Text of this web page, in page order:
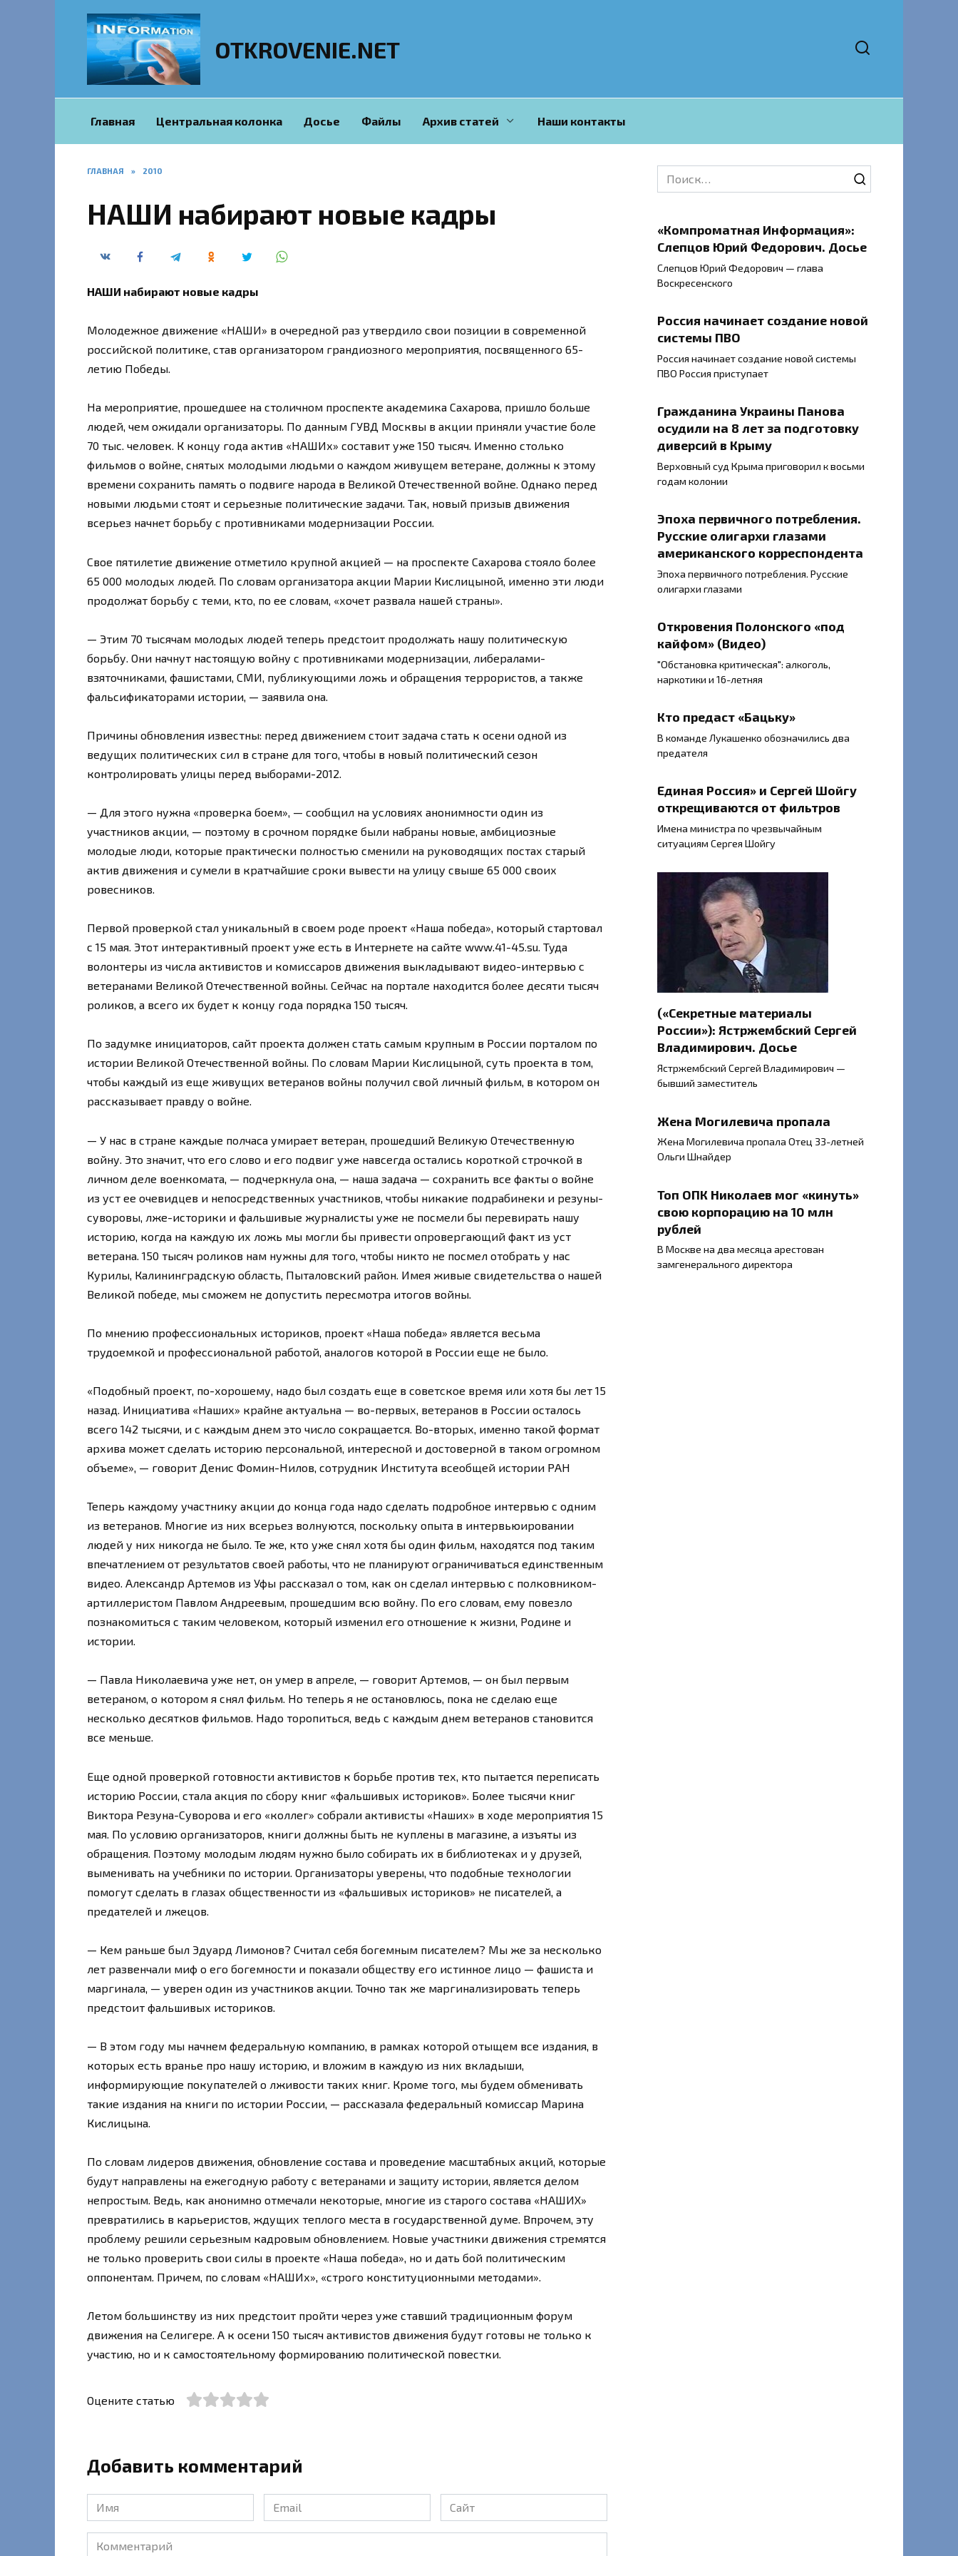
OTKROVENIE.NET
Главная Центральная колонка Досье Файлы Архив статей Наши контакты
ГЛАВНАЯ » 2010
НАШИ набирают новые кадры
НАШИ набирают новые кадры
Молодежное движение «НАШИ» в очередной раз утвердило свои позиции в современной
российской политике, став организатором грандиозного мероприятия, посвященного 65-
летию Победы.
На мероприятие, прошедшее на столичном проспекте академика Сахарова, пришло больше
людей, чем ожидали организаторы. По данным ГУВД Москвы в акции приняли участие боле
70 тыс. человек. К концу года актив «НАШИх» составит уже 150 тысяч. Именно столько
фильмов о войне, снятых молодыми людьми о каждом живущем ветеране, должны к этому
времени сохранить память о подвиге народа в Великой Отечественной войне. Однако перед
новыми людьми стоят и серьезные политические задачи. Так, новый призыв движения
всерьез начнет борьбу с противниками модернизации России.
Свое пятилетие движение отметило крупной акцией — на проспекте Сахарова стояло более
65 000 молодых людей. По словам организатора акции Марии Кислицыной, именно эти люди
продолжат борьбу с теми, кто, по ее словам, «хочет развала нашей страны».
— Этим 70 тысячам молодых людей теперь предстоит продолжать нашу политическую
борьбу. Они начнут настоящую войну с противниками модернизации, либералами-
взяточниками, фашистами, СМИ, публикующими ложь и обращения террористов, а также
фальсификаторами истории, — заявила она.
Причины обновления известны: перед движением стоит задача стать к осени одной из
ведущих политических сил в стране для того, чтобы в новый политический сезон
контролировать улицы перед выборами-2012.
— Для этого нужна «проверка боем», — сообщил на условиях анонимности один из
участников акции, — поэтому в срочном порядке были набраны новые, амбициозные
молодые люди, которые практически полностью сменили на руководящих постах старый
актив движения и сумели в кратчайшие сроки вывести на улицу свыше 65 000 своих
ровесников.
Первой проверкой стал уникальный в своем роде проект «Наша победа», который стартовал
с 15 мая. Этот интерактивный проект уже есть в Интернете на сайте www.41-45.su. Туда
волонтеры из числа активистов и комиссаров движения выкладывают видео-интервью с
ветеранами Великой Отечественной войны. Сейчас на портале находится более десяти тысяч
роликов, а всего их будет к концу года порядка 150 тысяч.
По задумке инициаторов, сайт проекта должен стать самым крупным в России порталом по
истории Великой Отечественной войны. По словам Марии Кислицыной, суть проекта в том,
чтобы каждый из еще живущих ветеранов войны получил свой личный фильм, в котором он
рассказывает правду о войне.
— У нас в стране каждые полчаса умирает ветеран, прошедший Великую Отечественную
войну. Это значит, что его слово и его подвиг уже навсегда остались короткой строчкой в
личном деле военкомата, — подчеркнула она, — наша задача — сохранить все факты о войне
из уст ее очевидцев и непосредственных участников, чтобы никакие подрабинеки и резуны-
суворовы, лже-историки и фальшивые журналисты уже не посмели бы перевирать нашу
историю, когда на каждую их ложь мы могли бы привести опровергающий факт из уст
ветерана. 150 тысяч роликов нам нужны для того, чтобы никто не посмел отобрать у нас
Курилы, Калининградскую область, Пыталовский район. Имея живые свидетельства о нашей
Великой победе, мы сможем не допустить пересмотра итогов войны.
По мнению профессиональных историков, проект «Наша победа» является весьма
трудоемкой и профессиональной работой, аналогов которой в России еще не было.
«Подобный проект, по-хорошему, надо был создать еще в советское время или хотя бы лет 15
назад. Инициатива «Наших» крайне актуальна — во-первых, ветеранов в России осталось
всего 142 тысячи, и с каждым днем это число сокращается. Во-вторых, именно такой формат
архива может сделать историю персональной, интересной и достоверной в таком огромном
объеме», — говорит Денис Фомин-Нилов, сотрудник Института всеобщей истории РАН
Теперь каждому участнику акции до конца года надо сделать подробное интервью с одним
из ветеранов. Многие из них всерьез волнуются, поскольку опыта в интервьюировании
людей у них никогда не было. Те же, кто уже снял хотя бы один фильм, находятся под таким
впечатлением от результатов своей работы, что не планируют ограничиваться единственным
видео. Александр Артемов из Уфы рассказал о том, как он сделал интервью с полковником-
артиллеристом Павлом Андреевым, прошедшим всю войну. По его словам, ему повезло
познакомиться с таким человеком, который изменил его отношение к жизни, Родине и
истории.
— Павла Николаевича уже нет, он умер в апреле, — говорит Артемов, — он был первым
ветераном, о котором я снял фильм. Но теперь я не остановлюсь, пока не сделаю еще
несколько десятков фильмов. Надо торопиться, ведь с каждым днем ветеранов становится
все меньше.
Еще одной проверкой готовности активистов к борьбе против тех, кто пытается переписать
историю России, стала акция по сбору книг «фальшивых историков». Более тысячи книг
Виктора Резуна-Суворова и его «коллег» собрали активисты «Наших» в ходе мероприятия 15
мая. По условию организаторов, книги должны быть не куплены в магазине, а изъяты из
обращения. Поэтому молодым людям нужно было собирать их в библиотеках и у друзей,
выменивать на учебники по истории. Организаторы уверены, что подобные технологии
помогут сделать в глазах общественности из «фальшивых историков» не писателей, а
предателей и лжецов.
— Кем раньше был Эдуард Лимонов? Считал себя богемным писателем? Мы же за несколько
лет развенчали миф о его богемности и показали обществу его истинное лицо — фашиста и
маргинала, — уверен один из участников акции. Точно так же маргинализировать теперь
предстоит фальшивых историков.
— В этом году мы начнем федеральную компанию, в рамках которой отыщем все издания, в
которых есть вранье про нашу историю, и вложим в каждую из них вкладыши,
информирующие покупателей о лживости таких книг. Кроме того, мы будем обменивать
такие издания на книги по истории России, — рассказала федеральный комиссар Марина
Кислицына.
По словам лидеров движения, обновление состава и проведение масштабных акций, которые
будут направлены на ежегодную работу с ветеранами и защиту истории, является делом
непростым. Ведь, как анонимно отмечали некоторые, многие из старого состава «НАШИХ»
превратились в карьеристов, ждущих теплого места в государственной думе. Впрочем, эту
проблему решили серьезным кадровым обновлением. Новые участники движения стремятся
не только проверить свои силы в проекте «Наша победа», но и дать бой политическим
оппонентам. Причем, по словам «НАШИх», «строго конституционными методами».
Летом большинству из них предстоит пройти через уже ставший традиционным форум
движения на Селигере. А к осени 150 тысяч активистов движения будут готовы не только к
участию, но и к самостоятельному формированию политической повестки.
Оцените статью
Добавить комментарий
Имя
*
Email
*
Сайт
Комментарий
Search
for:
«Компроматная Информация»:
Слепцов Юрий Федорович. Досье
Слепцов Юрий Федорович — глава
Воскресенского
Россия начинает создание новой
системы ПВО
Россия начинает создание новой системы
ПВО Россия приступает
Гражданина Украины Панова
осудили на 8 лет за подготовку
диверсий в Крыму
Верховный суд Крыма приговорил к восьми
годам колонии
Эпоха первичного потребления.
Русские олигархи глазами
американского корреспондента
Эпоха первичного потребления. Русские
олигархи глазами
Откровения Полонского «под
кайфом» (Видео)
"Обстановка критическая": алкоголь,
наркотики и 16-летняя
Кто предаст «Бацьку»
В команде Лукашенко обозначились два
предателя
Единая Россия» и Сергей Шойгу
открещиваются от фильтров
Имена министра по чрезвычайным
ситуациям Сергея Шойгу
(«Секретные материалы
России»): Ястржембский Сергей
Владимирович. Досье
Ястржембский Сергей Владимирович —
бывший заместитель
Жена Могилевича пропала
Жена Могилевича пропала Отец 33-летней
Ольги Шнайдер
Топ ОПК Николаев мог «кинуть»
свою корпорацию на 10 млн
рублей
В Москве на два месяца арестован
замгенерального директора